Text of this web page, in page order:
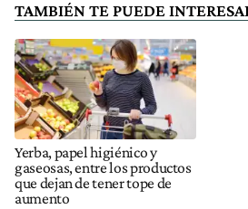
TAMBIÉN TE PUEDE
Yerba, papel higiénico y
gaseosas, entre los productos
que dejan de tener tope de
aumento